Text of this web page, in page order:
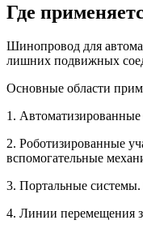
Где
Шинопровод для
лишних подвижных
Основные области
1.
2. Роботизированные
вспомогательные
3. Портальные системы.
4. Линии перемещения